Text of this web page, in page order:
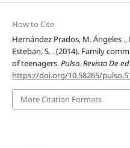
How to Cite
Hernández Prados, M. Ángeles .,
Esteban, S. . (2014). Family
of teenagers.Pulso. Revista De
https://doi.org/10.58265/
More Citation Formats